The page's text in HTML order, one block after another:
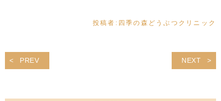
投稿者: 四季の森どうぶつクリニック
PREV NEXT